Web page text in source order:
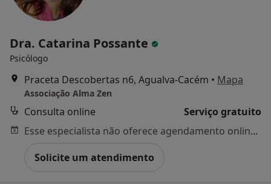
Dra. Catarina Possante
Psicólogo
Praceta Descobertas n6, Agualva-Cacém • Mapa
Associação Alma Zen
Consulta online
Serviço gratuito
Esse especialista não oferece agendamento online para esse endereço.
Solicite um atendimento